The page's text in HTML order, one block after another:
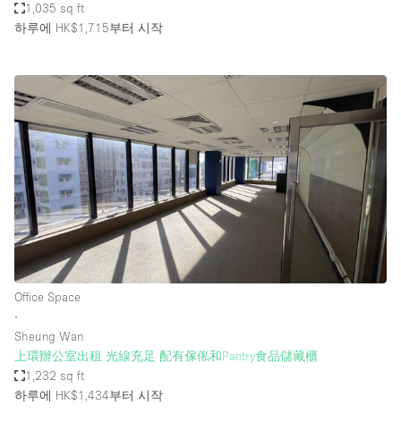
1,035 sq ft
하루에 HK$1,715부터 시작
Office Space
∙
Sheung Wan
上環辦公室出租 光線充足 配有傢俬和Pantry食品儲藏櫃
1,232 sq ft
하루에 HK$1,434부터 시작